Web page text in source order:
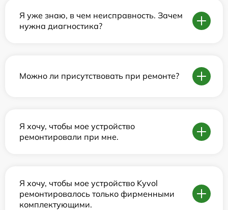
Я уже знаю, в чем неисправность. Зачем
нужна диагностика?
Можно ли присутствовать при ремонте?
Я хочу, чтобы мое устройство
ремонтировали при мне.
Я хочу, чтобы мое устройство Kyvol
ремонтировалось только фирменными
комплектующими.